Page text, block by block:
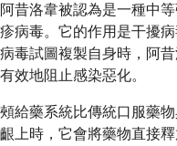
阿昔洛韋被認為是一種中
疹病毒。它的作用是干擾
病毒試圖複製自身時，阿
有效地阻止感染惡化。
頰給藥系統比傳統口服藥
齦上時，它會將藥物直接